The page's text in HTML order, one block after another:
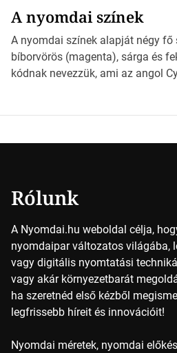
*Hirdetés Ebben a cikkben a
világába kalauzolunk el téged,
milyen szempontok alapján
jövőben. Bevezetés a
A nyomdai színek
A nyomdai színek alapját négy fő
bíborvörös (magenta), sárga és
kódnak nevezzük, ami az angol
Rólunk
A Nyomdai.hu weboldal célja,
nyomdaipar változatos világába,
vagy digitális nyomtatási
vagy akár környezetbarát
ha szeretnéd első kézből
legfrissebb híreit és innovációit!
Nyomdai méretek, nyomdai